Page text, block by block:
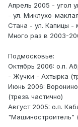
Апрель 2005 - угол
- ул. Миклухо-
Стана - ул. Капицы -
Много раз в 2003-
Подмосковье:
Октябрь 2006: о.п.
- Жучки - Ахтырка
Июнь 2006:
(трезв частично)
Август 2005: о.п.
"Машиностроитель"